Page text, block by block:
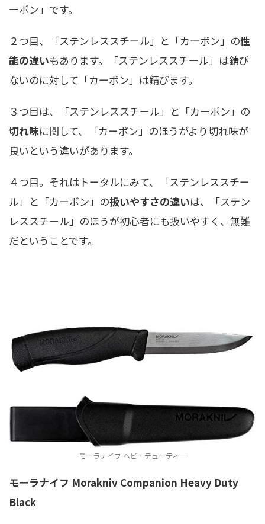
ーボン」です。
２つ目、「ステンレススチール」と「カーボン」の性
能の違いもあります。「ステンレススチール」は錆び
ないのに対して「カーボン」は錆びます。
３つ目は、「ステンレススチール」と「カーボン」の
切れ味に関して、「カーボン」のほうがより切れ味が
良いという違いがあります。
４つ目。それはトータルにみて、「ステンレススチー
ル」と「カーボン」の扱いやすさの違いは、「ステン
レススチール」のほうが初心者にも扱いやすく、無難
だということです。
モーラナイフ ヘビーデューティー
モーラナイフ Morakniv Companion Heavy Duty
Black